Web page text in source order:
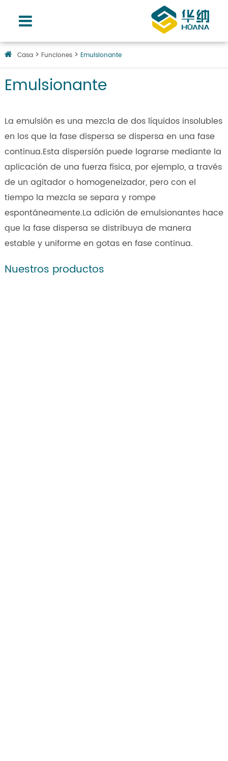
Casa Funciones Emulsionante
Emulsionante
La emulsión es una mezcla de dos líquidos insolubles
en los que la fase dispersa se dispersa en una fase
continua.Esta dispersión puede lograrse mediante la
aplicación de una fuerza física, por ejemplo, a través
de un agitador o homogeneizador, pero con el
tiempo la mezcla se separa y rompe
espontáneamente.La adición de emulsionantes hace
que la fase dispersa se distribuya de manera
estable y uniforme en gotas en fase continua.
Nuestros productos